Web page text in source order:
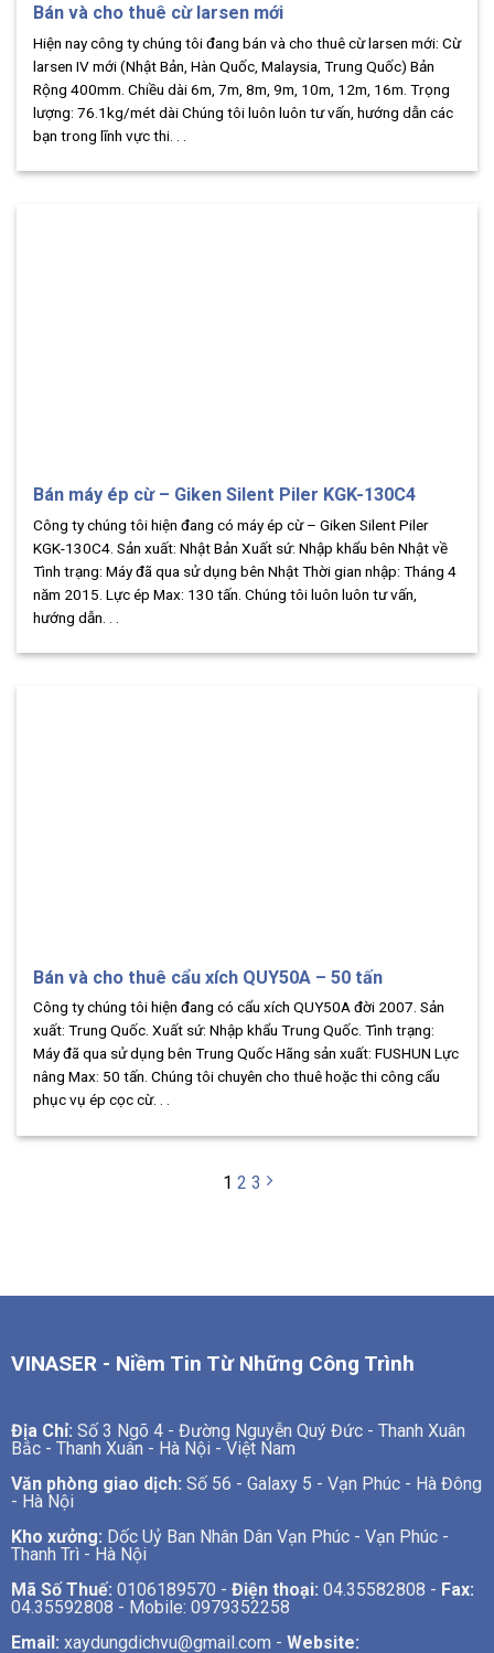
Bán và cho thuê cừ larsen mới
Hiện nay công ty chúng tôi đang bán và cho thuê cừ larsen mới: Cừ
larsen IV mới (Nhật Bản, Hàn Quốc, Malaysia, Trung Quốc) Bản
Rộng 400mm. Chiều dài 6m, 7m, 8m, 9m, 10m, 12m, 16m. Trọng
lượng: 76.1kg/mét dài Chúng tôi luôn luôn tư vấn, hướng dẫn các
bạn trong lĩnh vực thi. . .
Bán máy ép cừ – Giken Silent Piler KGK-130C4
Công ty chúng tôi hiện đang có máy ép cừ – Giken Silent Piler
KGK-130C4. Sản xuất: Nhật Bản Xuất sứ: Nhập khẩu bên Nhật về
Tình trạng: Máy đã qua sử dụng bên Nhật Thời gian nhập: Tháng 4
năm 2015. Lực ép Max: 130 tấn. Chúng tôi luôn luôn tư vấn,
hướng dẫn. . .
Bán và cho thuê cẩu xích QUY50A – 50 tấn
Công ty chúng tôi hiện đang có cẩu xích QUY50A đời 2007. Sản
xuất: Trung Quốc. Xuất sứ: Nhập khẩu Trung Quốc. Tình trạng:
Máy đã qua sử dụng bên Trung Quốc Hãng sản xuất: FUSHUN Lực
nâng Max: 50 tấn. Chúng tôi chuyên cho thuê hoặc thi công cẩu
phục vụ ép cọc cừ. . .
1 2 3
VINASER - Niềm Tin Từ Những Công Trình
Địa Chỉ: Số 3 Ngõ 4 - Đường Nguyễn Quý Đức - Thanh Xuân
Bắc - Thanh Xuân - Hà Nội - Việt Nam
Văn phòng giao dịch: Số 56 - Galaxy 5 - Vạn Phúc - Hà Đông
- Hà Nội
Kho xưởng: Dốc Uỷ Ban Nhân Dân Vạn Phúc - Vạn Phúc -
Thanh Trì - Hà Nội
Mã Số Thuế: 0106189570 - Điện thoại: 04.35582808 - Fax:
04.35592808 - Mobile: 0979352258
Email: xaydungdichvu@gmail.com - Website: